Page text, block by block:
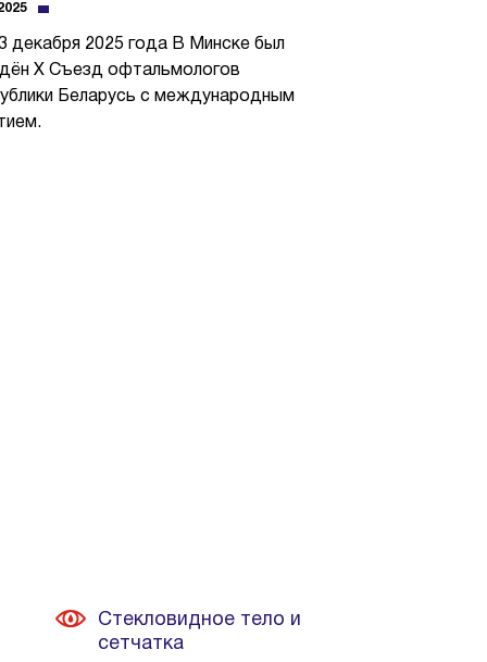
декабря 2025 года В Минске был
Х Съезд офтальмологов
Беларусь с международным
Стекловидное тело и
сетчатка